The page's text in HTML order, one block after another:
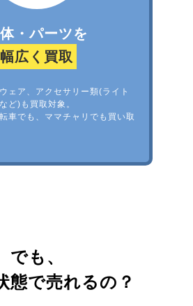
・パーツを
幅広く買取
ェア、アクセサリー類(ライト
ど)も買取対象。
車でも、ママチャリでも買い取
でも、
態で売れるの？